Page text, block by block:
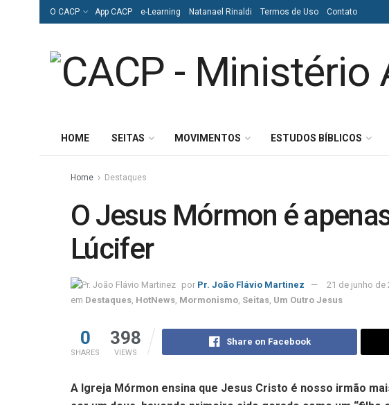
O CACP App CACP e-Learning Natanael Rinaldi Termos de Uso Contato
HOME SEITAS MOVIMENTOS ESTUDOS BÍBLICOS
Home Destaques
O Jesus Mórmon é
Lúcifer
por Pr. João Flávio Martinez
21 de junho de
em Destaques, HotNews, Mormonismo, Seitas, Um Outro Jesus
0
SHARES
398
VIEWS
Share on Facebook
A Igreja Mórmon ensina que Jesus Cristo é nosso irmão